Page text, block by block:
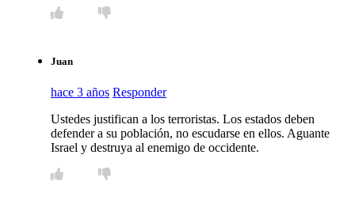
Juan
hace 3 años Responder
Ustedes justifican a los terroristas. Los estados deben
defender a su población, no escudarse en ellos. Aguante
Israel y destruya al enemigo de occidente.